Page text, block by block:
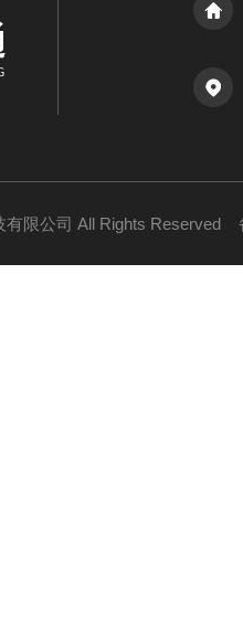
有限公司 All Rights Reserved